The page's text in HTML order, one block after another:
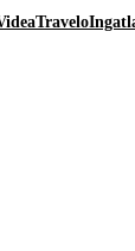
Travelo